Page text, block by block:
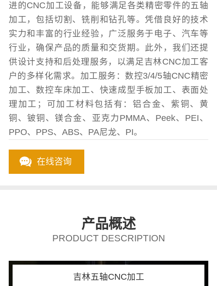
进的CNC加工设备，能够满足各类精密零件的五轴
加工，包括切割、铣削和钻孔等。凭借良好的技术
实力和丰富的行业经验，广泛服务于电子、汽车等
行业，确保产品的质量和交货期。此外，我们还提
供设计支持和后处理服务，以满足吉林CNC加工客
户的多样化需求。加工服务：数控3/4/5轴CNC精密
加工、数控车床加工、快速成型手板加工、表面处
理加工；可加工材料包括有：铝合金、紫铜、黄
铜、铍铜、镁合金、亚克力PMMA、Peek、PEI、
PPO、PPS、ABS、PA尼龙、PI。
在线咨询
产品概述
PRODUCT DESCRIPTION
吉林五轴CNC加工